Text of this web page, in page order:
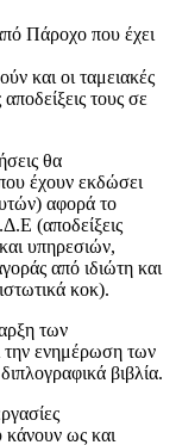
Πάροχο που έχει
και οι ταμειακές
τους σε
θα
έχουν εκδώσει
αφορά το
(αποδείξεις
υπηρεσιών,
από ιδιώτη και
κοκ).
των
την ενημέρωση των
βιβλία.
κάνουν ως και